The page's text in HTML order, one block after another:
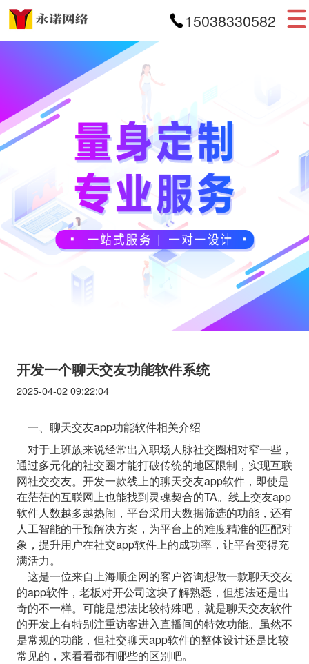
15038330582
首页
APP开发
小程序开发
案例展示
新闻资讯
关于我们
开发一个聊天交友功能软件系统
2025-04-02 09:22:04
一、聊天交友app功能软件相关介绍
对于上班族来说经常出入职场人脉社交圈相对窄一些，
通过多元化的社交圈才能打破传统的地区限制，实现互联
网社交交友。开发一款线上的聊天交友app软件，即使是
在茫茫的互联网上也能找到灵魂契合的TA。线上交友app
软件人数越多越热闹，平台采用大数据筛选的功能，还有
人工智能的干预解决方案，为平台上的难度精准的匹配对
象，提升用户在社交app软件上的成功率，让平台变得充
满活力。
这是一位来自上海顺企网的客户咨询想做一款聊天交友
的app软件，老板对开公司这块了解熟悉，但想法还是出
奇的不一样。可能是想法比较特殊吧，就是聊天交友软件
的开发上有特别注重访客进入直播间的特效功能。虽然不
是常规的功能，但社交聊天app软件的整体设计还是比较
常见的，来看看都有哪些的区别吧。